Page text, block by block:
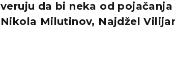
veruju da bi neka od
Nikola Milutinov, Najdžel